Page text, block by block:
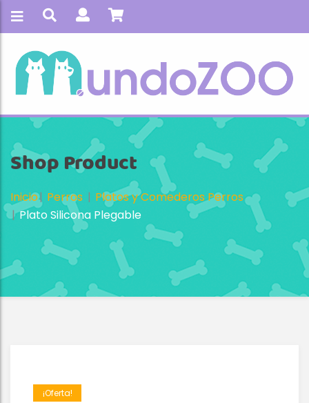
Shop Product
Inicio Perros
Platos y Comederos Perros
Plato Silicona Plegable
¡Oferta!